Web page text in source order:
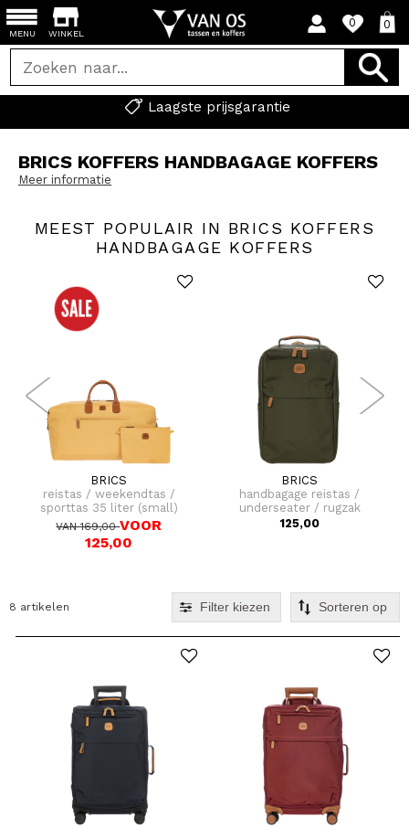
WINKEL
0 0
Laagste prijsgarantie
MENU
BRICS KOFFERS HANDBAGAGE KOFFERS
Meer informatie
MEEST POPULAIR IN BRICS KOFFERS
HANDBAGAGE KOFFERS
BRICS
reistas / weekendtas /
sporttas 35 liter (small)
x-collection
VAN 169,00VOOR
125,00
BRICS
handbagage reistas /
underseater / rugzak
40x25x20 cm x-travel
125,00
8 artikelen Filter kiezen